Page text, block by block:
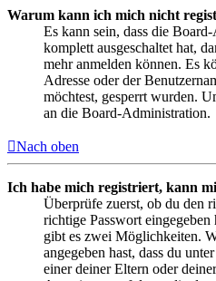
Warum kann ich mich nicht
Es kann sein, dass die
komplett ausgeschaltet hat,
mehr anmelden können. Es
Adresse oder der
möchtest, gesperrt wurden.
an die Board-Administration.
Nach oben
Ich habe mich registriert, kann
Überprüfe zuerst, ob du den
richtige Passwort eingegeben
gibt es zwei Möglichkeiten.
angegeben hast, dass du
einer deiner Eltern oder